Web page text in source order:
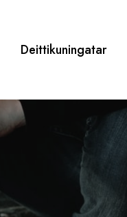
Deittikuningatar